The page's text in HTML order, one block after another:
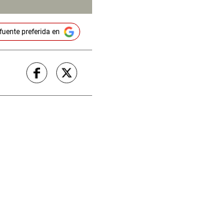
preferida en